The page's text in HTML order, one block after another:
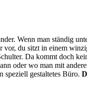
Wenn man ständig
du sitzt in einem
Da kommt doch
oder wo man mit
speziell gestaltetes Büro.